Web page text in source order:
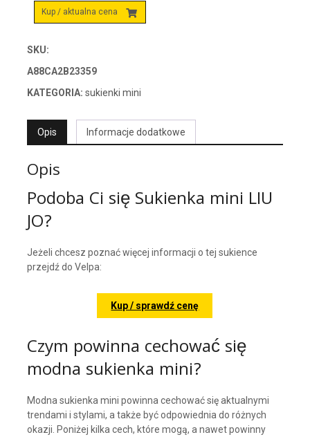
Kup / aktualna cena
SKU:
A88CA2B23359
KATEGORIA: sukienki mini
Opis Informacje dodatkowe
Opis
Podoba Ci się Sukienka mini LIU
JO?
Jeżeli chcesz poznać więcej informacji o tej sukience
przejdź do Velpa:
Kup / sprawdź cenę
Czym powinna cechować się
modna sukienka mini?
Modna sukienka mini powinna cechować się aktualnymi
trendami i stylami, a także być odpowiednia do różnych
okazji. Poniżej kilka cech, które mogą, a nawet powinny